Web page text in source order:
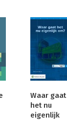
Waar gaat
het nu
eigenlijk